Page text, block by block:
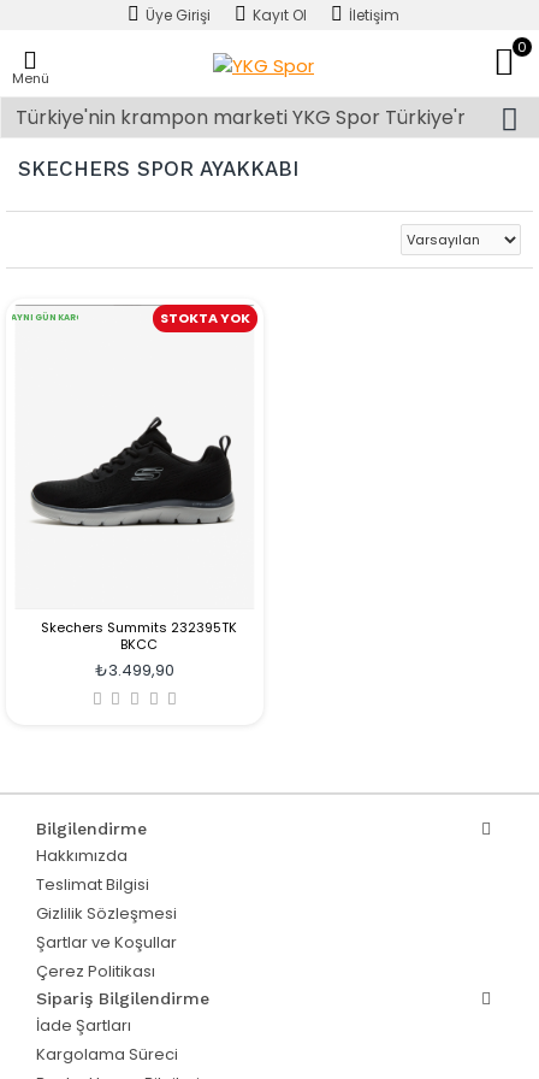
Üye Girişi Kayıt Ol İletişim
Menü
0
SKECHERS SPOR AYAKKABI
AYNI GÜN KARGO STOKTA YOK
Skechers Summits 232395TK
BKCC
₺3.499,90
Bilgilendirme
Hakkımızda
Teslimat Bilgisi
Gizlilik Sözleşmesi
Şartlar ve Koşullar
Çerez Politikası
Sipariş Bilgilendirme
İade Şartları
Kargolama Süreci